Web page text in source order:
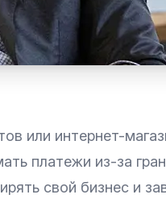
или интернет-
платежи из-за
свой бизнес и